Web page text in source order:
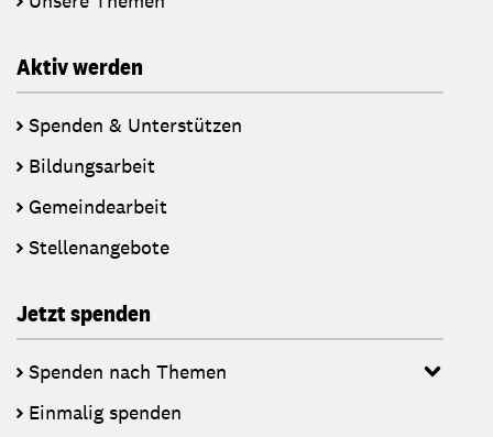
Aktiv werden
Spenden & Unterstützen
Bildungsarbeit
Gemeindearbeit
Stellenangebote
Jetzt spenden
Spenden nach Themen
Einmalig spenden